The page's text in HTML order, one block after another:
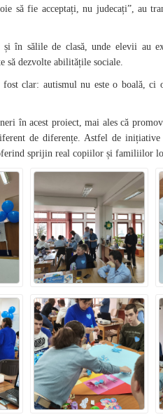
să fie acceptați, nu judecați”, au
în sălile de clasă, unde elevii au
să dezvolte abilitățile sociale.
clar: autismul nu este o boală, ci
în acest proiect, mai ales că
de diferențe. Astfel de
sprijin real copiilor și familiilor